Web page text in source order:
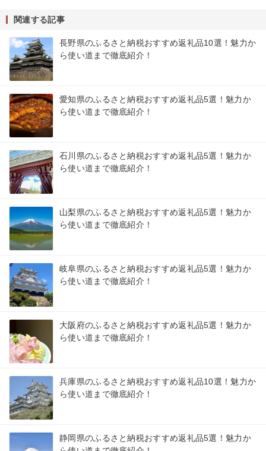
関連する記事
長野県のふるさと納税おすすめ返礼品10選！魅力か
ら使い道まで徹底紹介！
愛知県のふるさと納税おすすめ返礼品5選！魅力か
ら使い道まで徹底紹介！
石川県のふるさと納税おすすめ返礼品5選！魅力か
ら使い道まで徹底紹介！
山梨県のふるさと納税おすすめ返礼品5選！魅力か
ら使い道まで徹底紹介！
岐阜県のふるさと納税おすすめ返礼品5選！魅力か
ら使い道まで徹底紹介！
大阪府のふるさと納税おすすめ返礼品5選！魅力か
ら使い道まで徹底紹介！
兵庫県のふるさと納税おすすめ返礼品10選！魅力か
ら使い道まで徹底紹介！
静岡県のふるさと納税おすすめ返礼品5選！魅力か